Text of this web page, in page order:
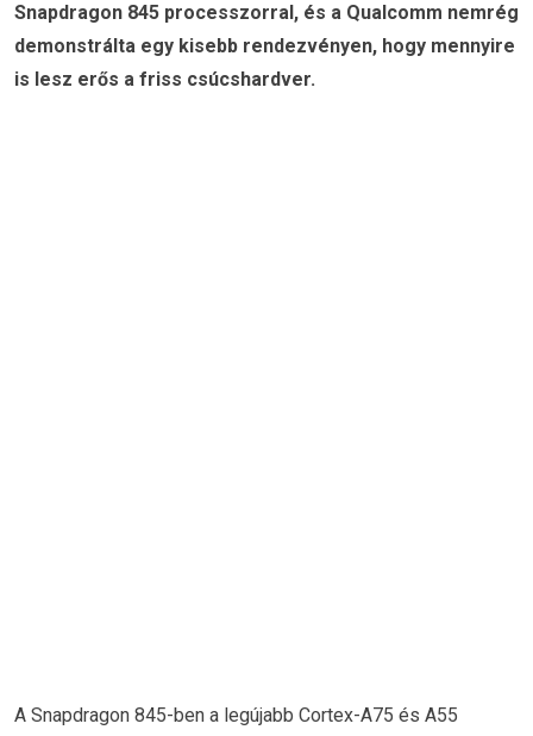
Snapdragon 845 processzorral, és a Qualcomm nemrég
demonstrálta egy kisebb rendezvényen, hogy mennyire
is lesz erős a friss csúcshardver.
A Snapdragon 845-ben a legújabb Cortex-A75 és A55